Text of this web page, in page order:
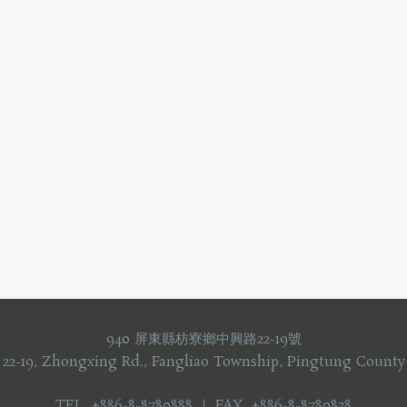
940 屏東縣枋寮鄉中興路22-19號
19, Zhongxing Rd., Fangliao Township, Pingtung